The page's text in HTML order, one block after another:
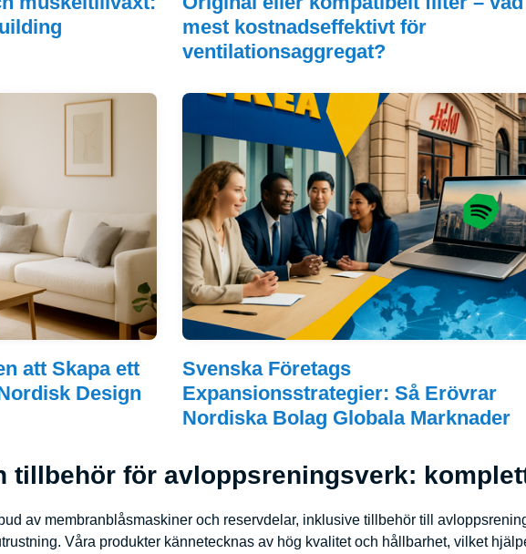
mest kostnadseffektivt för
ventilationsaggregat?
att Skapa ett
Design
Svenska Företags
Expansionsstrategier: Så Erövrar
Nordiska Bolag Globala Marknader
tillbehör för avloppsreningsverk:
av membranblåsmaskiner och reservdelar, inklusive tillbehör till
Våra produkter kännetecknas av hög kvalitet och hållbarhet, vilket